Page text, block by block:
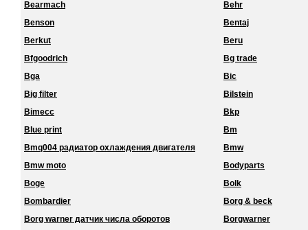
Bearmach
Behr
Benson
Bentaj
Berkut
Beru
Bfgoodrich
Bg trade
Bga
Bic
Big filter
Bilstein
Bimecc
Bkp
Blue print
Bm
Bmq004 радиатор охлаждения двигателя
Bmw
Bmw moto
Bodyparts
Boge
Bolk
Bombardier
Borg & beck
Borg warner датчик числа оборотов
Borgwarner